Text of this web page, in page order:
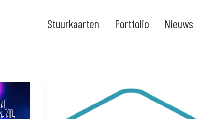
Stuurkaarten Portfolio Nieuws